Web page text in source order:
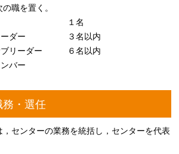
職を置く。
ター長 １名
・リーダー ３名以内
サブリーダー ６名以内
バー
務・選任
センターの業務を統括し，センターを代表